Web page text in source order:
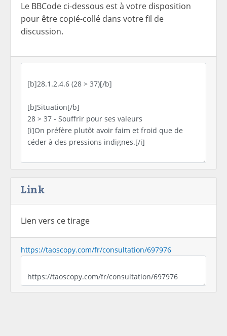
Le BBCode ci-dessous est à votre disposition
pour être copié-collé dans votre fil de
discussion.
Link
Lien vers ce tirage
https://taoscopy.com/fr/consultation/697976